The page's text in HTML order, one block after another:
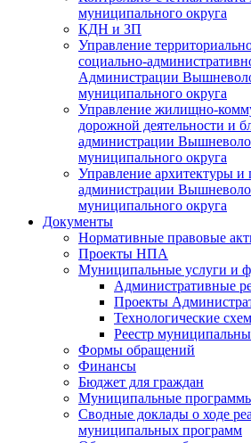
муниципального округа
КДН и ЗП
Управление
социально-
Администрации
муниципального округа
Управление жилищно-
дорожной деятельности и
администрации
муниципального округа
Управление архитектуры и
администрации
муниципального округа
Документы
Нормативные правовые
Проекты НПА
Муниципальные услуги и
Административные
Проекты
Технологические
Реестр
Формы обращений
Финансы
Бюджет для граждан
Муниципальные
Сводные доклады о ходе
муниципальных программ